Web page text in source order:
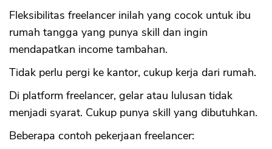
Fleksibilitas freelancer inilah yang cocok untuk ibu
rumah tangga yang punya skill dan ingin
mendapatkan income tambahan.
Tidak perlu pergi ke kantor, cukup kerja dari rumah.
Di platform freelancer, gelar atau lulusan tidak
menjadi syarat. Cukup punya skill yang dibutuhkan.
Beberapa contoh pekerjaan freelancer: